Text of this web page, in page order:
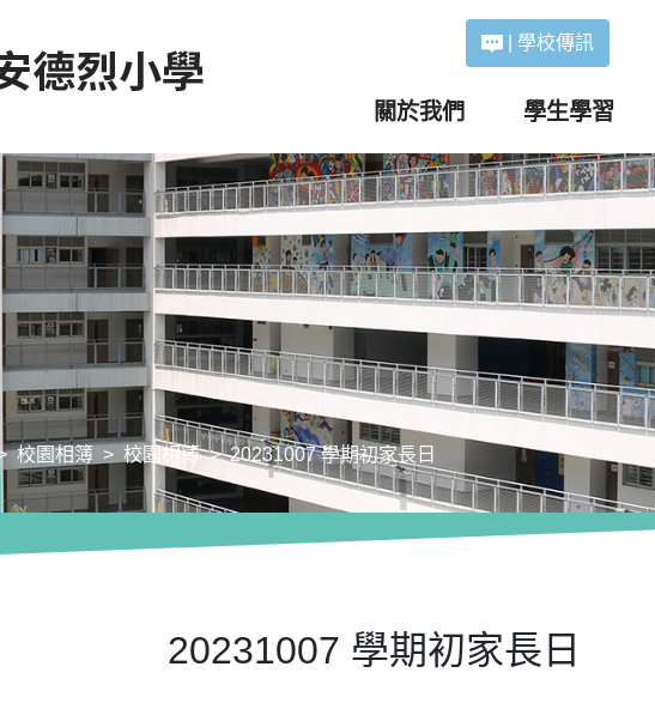
學校傳訊
關於我們 學生學習
校園相簿 校園相簿 20231007 學期初家長日
20231007 學期初家長日